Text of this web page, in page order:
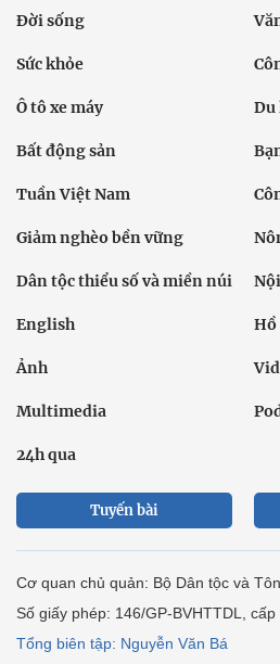
Đời sống
Sức khỏe
Ô tô xe máy Du
Bất động sản
Tuần Việt Nam
Giảm nghèo bền vững
Dân tộc thiểu số và miền núi
English Hồ
Ảnh
Multimedia
24h qua
Tuyến bài
Cơ quan chủ quản: Bộ Dân tộc và
Số giấy phép: 146/GP-BVHTTDL,
Tổng biên tập: Nguyễn Văn Bá